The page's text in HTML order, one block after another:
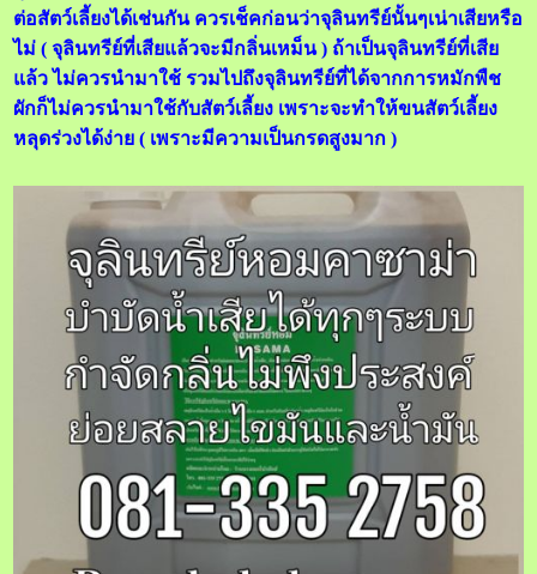
ต่อสัตว์เลี้ยงได้เช่นกัน ควรเช็คก่อนว่าจุลินทรีย์นั้นๆเน่าเสียหรือ
ไม่ ( จุลินทรีย์ที่เสียแล้วจะมีกลิ่นเหม็น ) ถ้าเป็นจุลินทรีย์ที่เสีย
แล้ว ไม่ควรนำมาใช้ รวมไปถึงจุลินทรีย์ที่ได้จากการหมักพืช
ผักก็ไม่ควรนำมาใช้กับสัตว์เลี้ยง เพราะจะทำให้ขนสัตว์เลี้ยง
หลุดร่วงได้ง่าย ( เพราะมีความเป็นกรดสูงมาก )